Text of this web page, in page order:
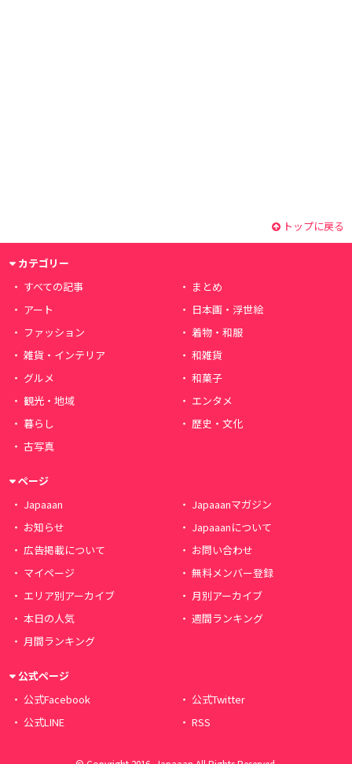
トップに戻る
カテゴリー
すべての記事
まとめ
アート
日本画・浮世絵
ファッション
着物・和服
雑貨・インテリア
和雑貨
グルメ
和菓子
観光・地域
エンタメ
暮らし
歴史・文化
古写真
ページ
Japaaan
Japaaanマガジン
お知らせ
Japaaanについて
広告掲載について
お問い合わせ
マイページ
無料メンバー登録
エリア別アーカイブ
月別アーカイブ
本日の人気
週間ランキング
月間ランキング
公式ページ
公式Facebook
公式Twitter
公式LINE
RSS